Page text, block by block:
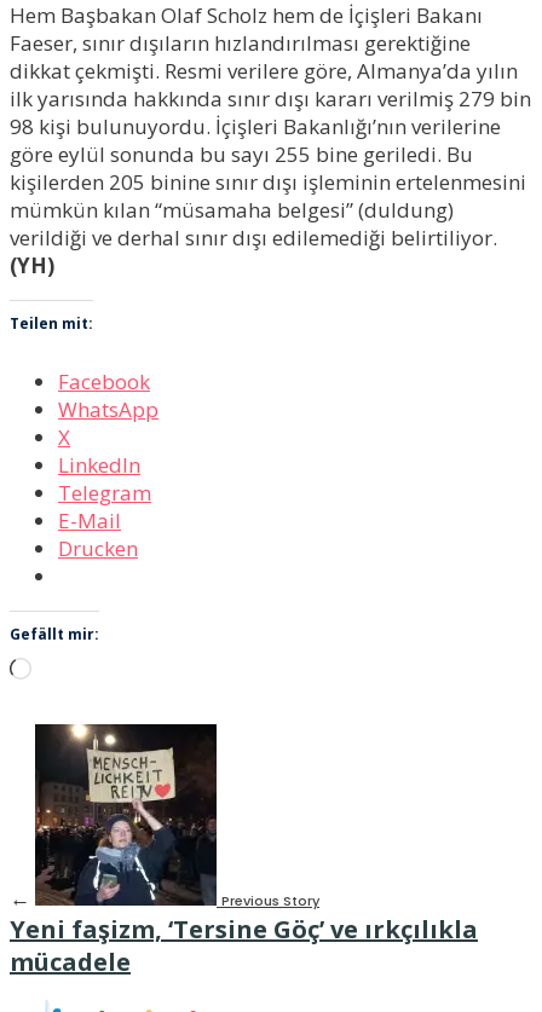
Hem Başbakan Olaf Scholz hem de İçişleri Bakanı
Faeser, sınır dışıların hızlandırılması gerektiğine
dikkat çekmişti. Resmi verilere göre, Almanya’da yılın
ilk yarısında hakkında sınır dışı kararı verilmiş 279 bin
98 kişi bulunuyordu. İçişleri Bakanlığı’nın verilerine
göre eylül sonunda bu sayı 255 bine geriledi. Bu
kişilerden 205 binine sınır dışı işleminin ertelenmesini
mümkün kılan “müsamaha belgesi” (duldung)
verildiği ve derhal sınır dışı edilemediği belirtiliyor.
(YH)
Teilen mit:
Facebook
WhatsApp
X
LinkedIn
Telegram
E-Mail
Drucken
Gefällt mir:
Wird
← Previous Story
Yeni faşizm, ‘Tersine Göç’ ve ırkçılıkla
mücadele